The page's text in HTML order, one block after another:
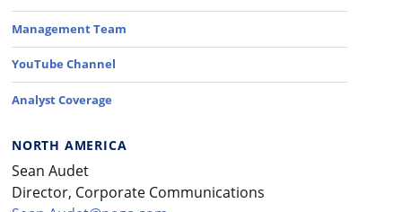
Management Team
YouTube Channel
Analyst Coverage
NORTH AMERICA
Sean Audet
Director, Corporate Communications